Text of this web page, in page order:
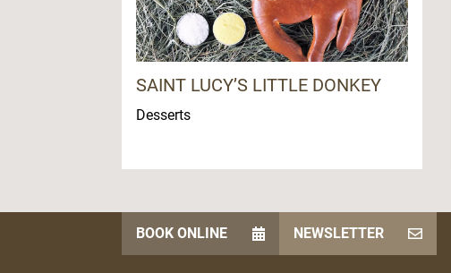
SAINT LUCY’S LITTLE DONKEY
Desserts
BOOK ONLINE NEWSLETTER